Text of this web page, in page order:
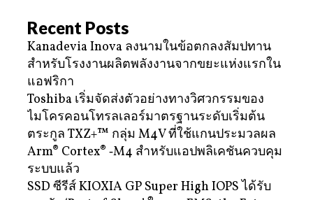
Recent Posts
Kanadevia Inova ลงนามในข้อตกลงสัมปทาน
สำหรับโรงงานผลิตพลังงานจากขยะแห่งแรกใน
แอฟริกา
Toshiba เริ่มจัดส่งตัวอย่างทางวิศวกรรมของ
ไมโครคอนโทรลเลอร์มาตรฐานระดับเริ่มต้น
ตระกูล TXZ+™ กลุ่ม M4V ที่ใช้แกนประมวลผล
Arm® Cortex® ‑M4 สำหรับแอปพลิเคชันควบคุม
ระบบแล้ว
SSD ซีรีส์ KIOXIA GP Super High IOPS ได้รับ